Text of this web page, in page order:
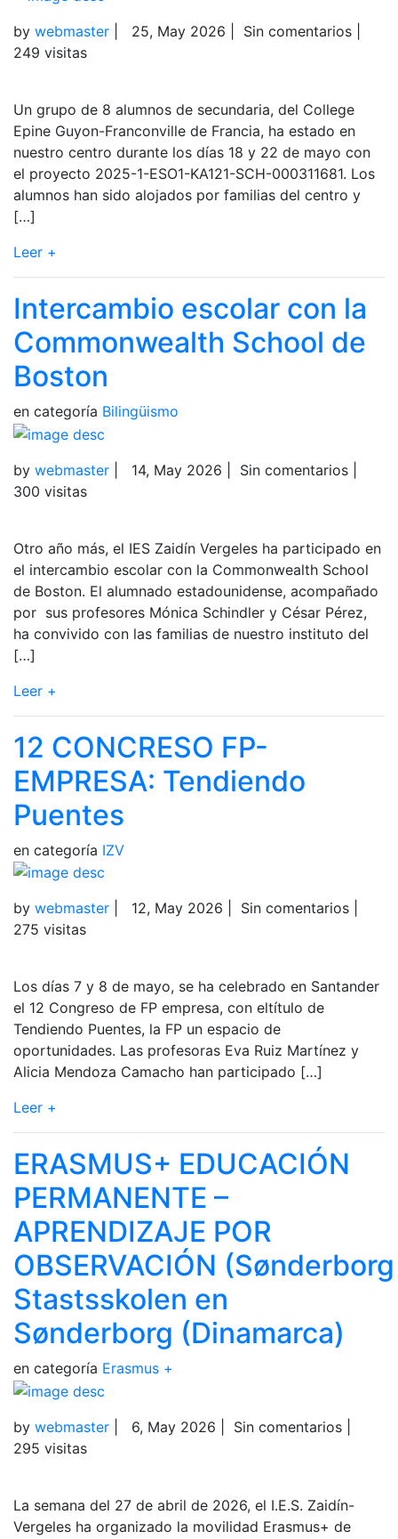
by webmaster 25, May 2026 Sin comentarios
249 visitas
Un grupo de 8 alumnos de secundaria, del College
Epine Guyon-Franconville de Francia, ha estado en
nuestro centro durante los días 18 y 22 de mayo con
el proyecto 2025-1-ESO1-KA121-SCH-000311681. Los
alumnos han sido alojados por familias del centro y
[…]
Leer +
Intercambio escolar con la
Commonwealth School de
Boston
en categoría Bilingüismo
by webmaster 14, May 2026 Sin comentarios
300 visitas
Otro año más, el IES Zaidín Vergeles ha participado en
el intercambio escolar con la Commonwealth School
de Boston. El alumnado estadounidense, acompañado
por sus profesores Mónica Schindler y César Pérez,
ha convivido con las familias de nuestro instituto del
[…]
Leer +
12 CONCRESO FP-
EMPRESA: Tendiendo
Puentes
en categoría IZV
by webmaster 12, May 2026 Sin comentarios
275 visitas
Los días 7 y 8 de mayo, se ha celebrado en Santander
el 12 Congreso de FP empresa, con eltítulo de
Tendiendo Puentes, la FP un espacio de
oportunidades. Las profesoras Eva Ruiz Martínez y
Alicia Mendoza Camacho han participado […]
Leer +
ERASMUS+ EDUCACIÓN
PERMANENTE –
APRENDIZAJE POR
OBSERVACIÓN (Sønderborg
Stastsskolen en
Sønderborg (Dinamarca)
en categoría Erasmus +
by webmaster 6, May 2026 Sin comentarios
295 visitas
La semana del 27 de abril de 2026, el I.E.S. Zaidín-
Vergeles ha organizado la movilidad Erasmus+ de